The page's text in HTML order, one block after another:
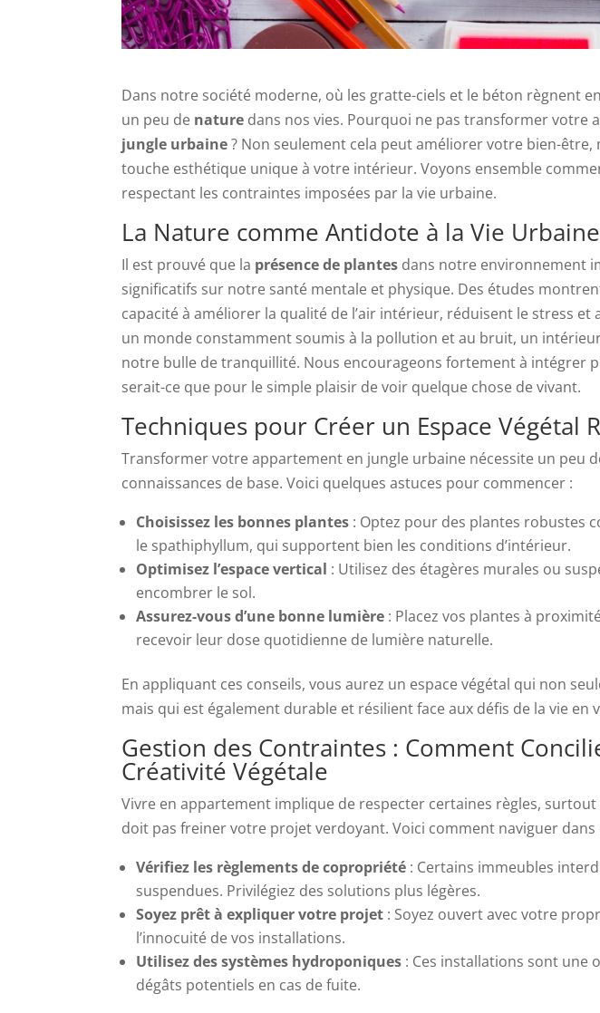
Dans notre société moderne, où les gratte-ciels et le béton règnent
un peu de nature dans nos vies. Pourquoi ne pas transformer votre
jungle urbaine? Non seulement cela peut améliorer votre bien-être,
touche esthétique unique à votre intérieur. Voyons ensemble
respectant les contraintes imposées par la vie urbaine.
La Nature comme Antidote à la Vie Urbaine
Il est prouvé que la présence de plantes dans notre environnement
significatifs sur notre santé mentale et physique. Des études
capacité à améliorer la qualité de l’air intérieur, réduisent le stress
un monde constamment soumis à la pollution et au bruit, un
notre bulle de tranquillité. Nous encourageons fortement à intégrer
serait-ce que pour le simple plaisir de voir quelque chose de vivant.
Techniques pour Créer un Espace Végétal
Transformer votre appartement en jungle urbaine nécessite un peu
connaissances de base. Voici quelques astuces pour commencer :
Choisissez les bonnes plantes : Optez pour des plantes robustes
le spathiphyllum, qui supportent bien les conditions d’intérieur.
Optimisez l’espace vertical : Utilisez des étagères murales ou
encombrer le sol.
Assurez-vous d’une bonne lumière : Placez vos plantes à
recevoir leur dose quotidienne de lumière naturelle.
En appliquant ces conseils, vous aurez un espace végétal qui non
mais qui est également durable et résilient face aux défis de la vie en
Gestion des Contraintes : Comment
Créativité Végétale
Vivre en appartement implique de respecter certaines règles, surtout
doit pas freiner votre projet verdoyant. Voici comment naviguer dans
Vérifiez les règlements de copropriété : Certains immeubles
suspendues. Privilégiez des solutions plus légères.
Soyez prêt à expliquer votre projet : Soyez ouvert avec votre
l’innocuité de vos installations.
Utilisez des systèmes hydroponiques : Ces installations sont une
dégâts potentiels en cas de fuite.